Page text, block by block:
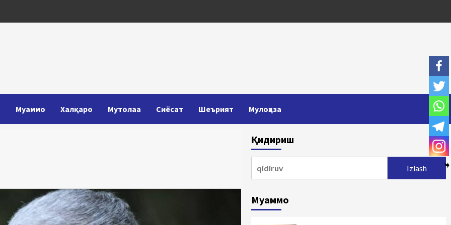
Муаммо Халқаро Мутолаа Сиёсат Шеърият Мулоҳаза
Қидириш
Муаммо